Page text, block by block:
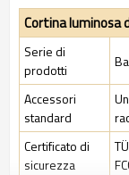
Cortina luminosa
Serie di
prodotti
Accessori
standard
Certificato di
sicurezza